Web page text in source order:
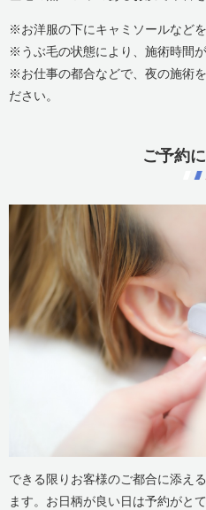
※お洋服の下にキャミソールなど
※うぶ毛の状態により、施術時間
※お仕事の都合などで、夜の施術
ださい。
ご予約
できる限りお客様のご都合に添え
ます。お日柄が良い日は予約がと